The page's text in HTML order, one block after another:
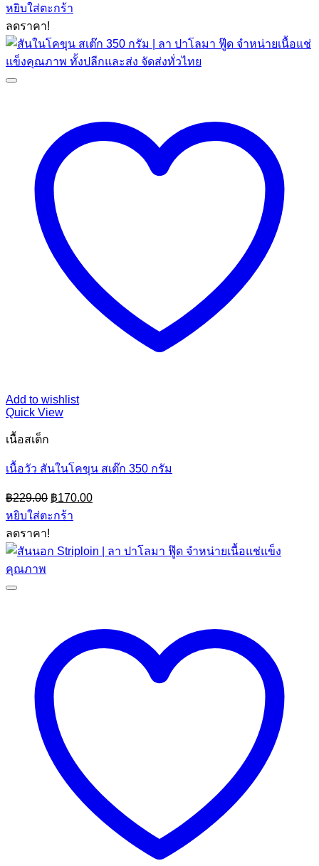
was:
หยิบใส่ตะกร้า
ลดราคา!
Add to wishlist
Quick View
เนื้อสเต็ก
เนื้อวัว สันในโคขุน สเต๊ก 350 กรัม
฿229.00 Original
price
was:
฿170.00Current
price
หยิบใส่ตะกร้า
ลดราคา!